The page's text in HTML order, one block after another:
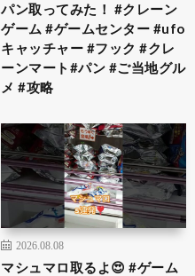
パン取ってみた！ #クレーン
ゲーム #ゲームセンター #ufo
キャッチャー #フック #クレ
ーンマート#パン #ご当地グル
メ #攻略
2026.08.08
マシュマロ取るよ😍 #ゲーム